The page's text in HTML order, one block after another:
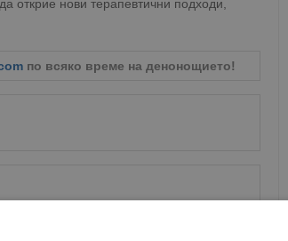
открие нови терапевтични подходи,
по всяко време на денонощието!